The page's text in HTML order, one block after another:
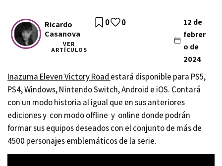
Ricardo
Casanova
VER
ARTÍCULOS
12 de
febrer
o de
2024
0 0
Inazuma Eleven Victory Road estará disponible para PS5,
PS4, Windows, Nintendo Switch, Android e iOS. Contará
con un modo historia al igual que en sus anteriores
ediciones y con modo offline y online donde podrán
formar sus equipos deseados con el conjunto de más de
4500 personajes emblemáticos de la serie.